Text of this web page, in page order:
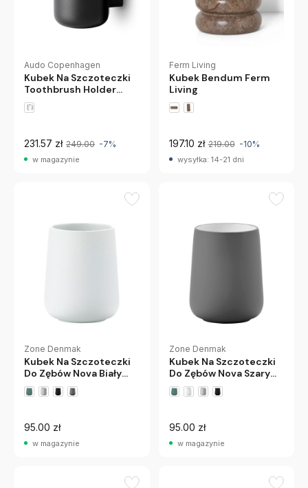
Audo Copenhagen
Kubek Na Szczoteczki
Toothbrush Holder
Czarny Audo
Copenhagen
231.57 zł 249.00 -7%
w magazynie
Ferm Living
Kubek Bendum Ferm
Living
197.10 zł 219.00 -10%
wysyłka: 14-21 dni
Zone Denmak
Kubek Na Szczoteczki
Do Zębów Nova Biały
Zone Denmark
95.00 zł
w magazynie
Zone Denmak
Kubek Na Szczoteczki
Do Zębów Nova Szary
Zone Denmark
95.00 zł
w magazynie